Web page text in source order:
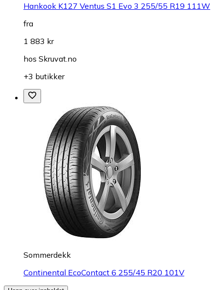
Hankook K127 Ventus S1 Evo 3 255/55 R19 111W
fra
1 883 kr
hos Skruvat.no
+3 butikker
Sommerdekk
Continental EcoContact 6 255/45 R20 101V